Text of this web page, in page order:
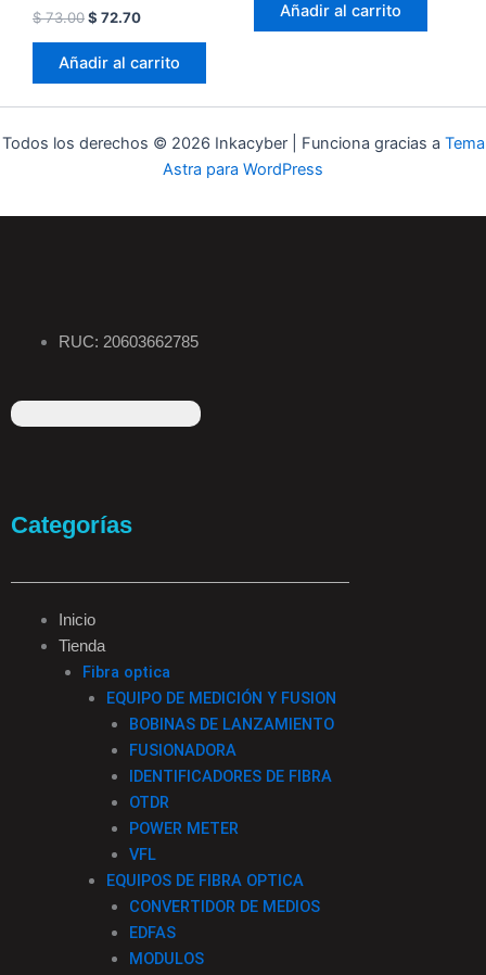
$73.00$ 72.70
Añadir al carrito
Añadir al carrito
Todos los derechos © 2026 Inkacyber | Funciona gracias a Tema
Astra para WordPress
RUC: 20603662785
a
e
b
n
a
g
r
a
m
o
k
e
d
i
n
Categorías
Inicio
Tienda
Fibra optica
EQUIPO DE MEDICIÓN Y FUSION
BOBINAS DE LANZAMIENTO
FUSIONADORA
IDENTIFICADORES DE FIBRA
OTDR
POWER METER
VFL
EQUIPOS DE FIBRA OPTICA
CONVERTIDOR DE MEDIOS
EDFAS
MODULOS